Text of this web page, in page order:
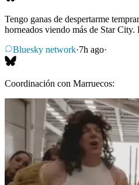
Tengo ganas de despertarme
horneados viendo más de Star City.
Bluesky network·7h ago·
Coordinación con Marruecos: